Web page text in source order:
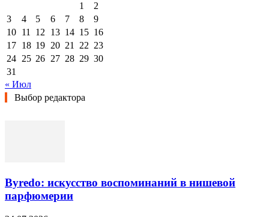
1
2
3
4 5 6 7 8
9
10 11 12 13 14 15 16
17 18 19 20 21 22 23
24 25 26 27 28 29 30
31
« Июл
Выбор редактора
Byredo: искусство воспоминаний в нишевой
парфюмерии